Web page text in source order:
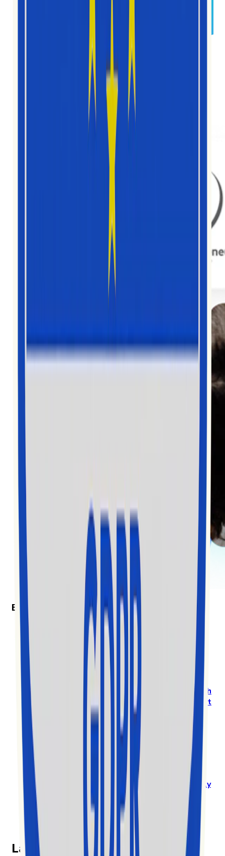
Exolyt in the News
Exolyt won “Best Social Media Monitoring
Software” in the 2025 MarTech Breakthrough
Prestigious International Annual Awards Program
Exolyt - TikTok Analytics & Social
Intelligence Platform
, as a Standout Mar-Tech
solution in a highly competitive global market
Lisez l’article complet sur
www.globenewswire.com
Exolyt gets nominated among the top 10 for EY
Entrepreneur of the Year in Finland
Exolyt challenges big players in a global
market
by specialising in a new vertical and highly
competitive space of the rapidly growing
TikTok social media market
Lisez l’article complet sur news.cision.com
La transparence et la confiance